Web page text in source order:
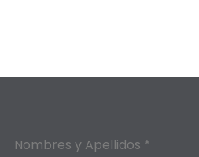
Nombres y Apellidos *